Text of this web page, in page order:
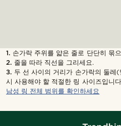
1. 손가락 주위를 얇은 줄로 단단히 묶
2. 줄을 따라 직선을 그리세요.
3. 두 선 사이의 거리가 손가락의 둘레
시 사용해야 할 적절한 링 사이즈입니
남성 링 전체 범위를 확인하세요